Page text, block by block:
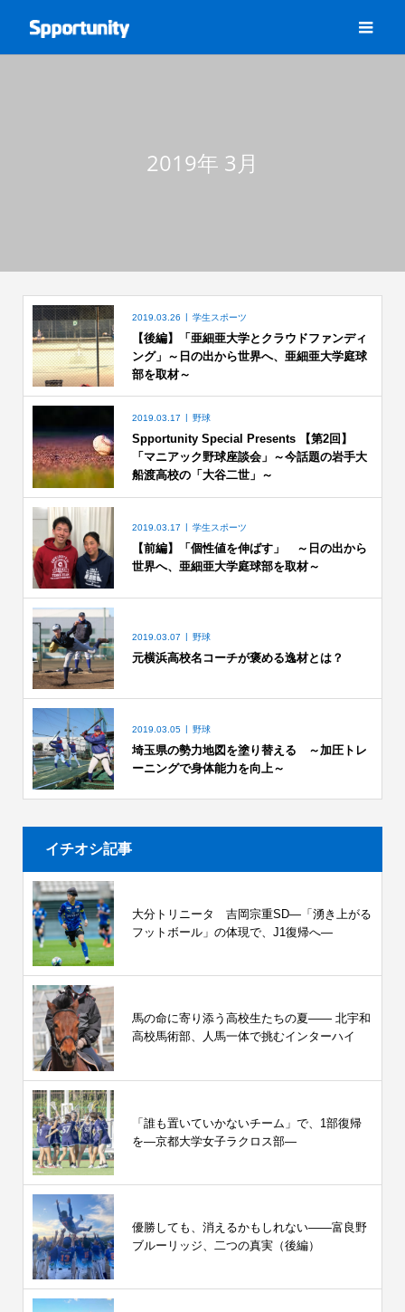
2019年 3月
2019.03.26 学生スポーツ
【後編】「亜細亜大学とクラウドファンディ
ング」～日の出から世界へ、亜細亜大学庭球
部を取材～
2019.03.17 野球
Spportunity Special Presents 【第2回】
「マニアック野球座談会」～今話題の岩手大
船渡高校の「大谷二世」～
2019.03.17 学生スポーツ
【前編】「個性値を伸ばす」 ～日の出から
世界へ、亜細亜大学庭球部を取材～
2019.03.07 野球
元横浜高校名コーチが褒める逸材とは？
2019.03.05 野球
埼玉県の勢力地図を塗り替える ～加圧トレ
ーニングで身体能力を向上～
イチオシ記事
大分トリニータ 吉岡宗重SD―「湧き上がる
フットボール」の体現で、J1復帰へ―
馬の命に寄り添う高校生たちの夏—— 北宇和
高校馬術部、人馬一体で挑むインターハイ
「誰も置いていかないチーム」で、1部復帰
を―京都大学女子ラクロス部―
優勝しても、消えるかもしれない――富良野
ブルーリッジ、二つの真実（後編）